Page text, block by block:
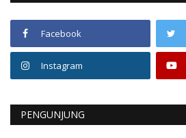
Facebook
Instagram
PENGUNJUNG